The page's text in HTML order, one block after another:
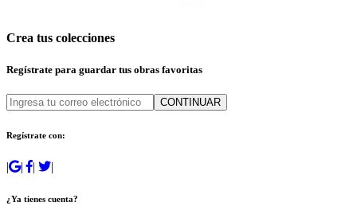
Crea tus colecciones
Regístrate para guardar tus obras favoritas
CONTINUAR
Regístrate con:
| | | |
¿Ya tienes cuenta?